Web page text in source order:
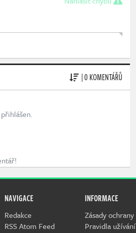
| 0 KOMENTÁŘŮ
NAVIGACE
Redakce
RSS Atom Feed
INFORMACE
Zásady ochrany
Pravidla užívání